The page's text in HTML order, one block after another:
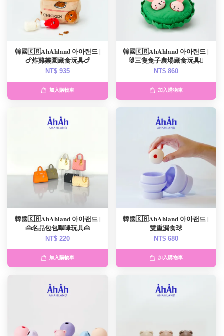
韓國🇰🇷AhAhland 아아랜드 |
🍗炸雞樂園藏食玩具🍗
NT$ 935
加入購物車
韓國🇰🇷AhAhland 아아랜드 |
🐰三隻兔子農場藏食玩具🫜
NT$ 860
加入購物車
韓國🇰🇷AhAhland 아아랜드 |
👜名品包包嗶嗶玩具👜
NT$ 220
加入購物車
韓國🇰🇷AhAhland 아아랜드 |
雙重漏食球
NT$ 680
加入購物車